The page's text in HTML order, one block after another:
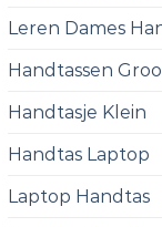
Leren Dames
Handtassen
Handtasje Klein
Handtas Laptop
Laptop Handtas